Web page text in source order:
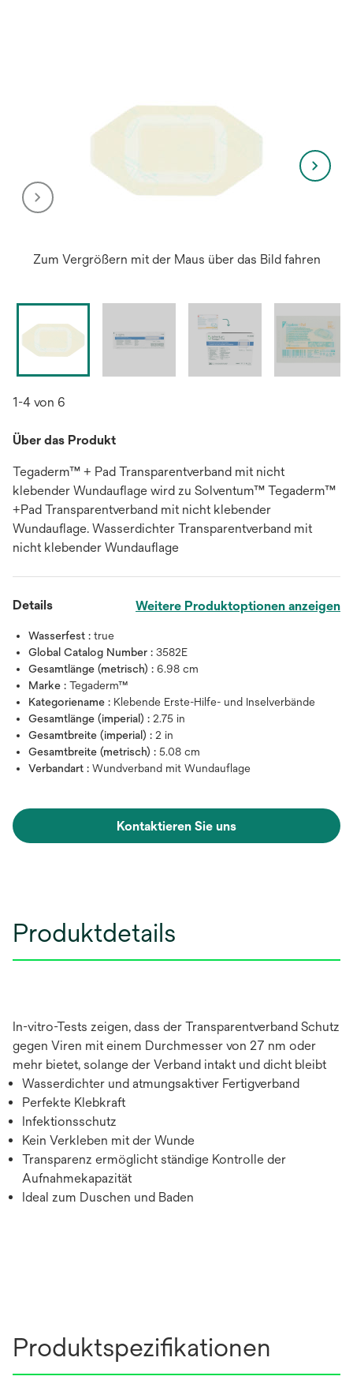
Zum Vergrößern mit der Maus über das Bild fahren
1-4 von 6
Über das Produkt
Tegaderm™ + Pad Transparentverband mit nicht
klebender Wundauflage wird zu Solventum™ Tegaderm™
+Pad Transparentverband mit nicht klebender
Wundauflage. Wasserdichter Transparentverband mit
nicht klebender Wundauflage
Details Weitere Produktoptionen anzeigen
Wasserfest : true
Global Catalog Number : 3582E
Gesamtlänge (metrisch) : 6.98 cm
Marke : Tegaderm™
Kategoriename : Klebende Erste-Hilfe- und Inselverbände
Gesamtlänge (imperial) : 2.75 in
Gesamtbreite (imperial) : 2 in
Gesamtbreite (metrisch) : 5.08 cm
Verbandart : Wundverband mit Wundauflage
Kontaktieren Sie uns
Produktdetails
In-vitro-Tests zeigen, dass der Transparentverband Schutz
gegen Viren mit einem Durchmesser von 27 nm oder
mehr bietet, solange der Verband intakt und dicht bleibt
Wasserdichter und atmungsaktiver Fertigverband
Perfekte Klebkraft
Infektionsschutz
Kein Verkleben mit der Wunde
Transparenz ermöglicht ständige Kontrolle der
Aufnahmekapazität
Ideal zum Duschen und Baden
Produktspezifikationen